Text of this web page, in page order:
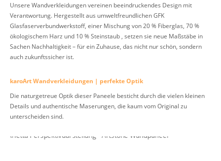
Unsere Wandverkleidungen vereinen beeindruckendes Design mit
Verantwortung. Hergestellt aus umweltfreundlichen GFK
Glasfaserverbundwerkstoff, einer Mischung von 20 % Fiberglas, 70 %
ökologischem Harz und 10 % Steinstaub , setzen sie neue Maßstäbe in
Sachen Nachhaltigkeit – für ein Zuhause, das nicht nur schön, sondern
auch zukunftssicher ist.
karoArt Wandverkleidungen | perfekte Optik
Die naturgetreue Optik dieser Paneele besticht durch die vielen kleinen
Details und authentische Maserungen, die kaum vom Original zu
unterscheiden sind.